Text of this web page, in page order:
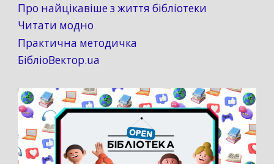
Про найцікавіше з життя бібліотеки
Читати модно
Практична методичка
БібліоВектор.ua